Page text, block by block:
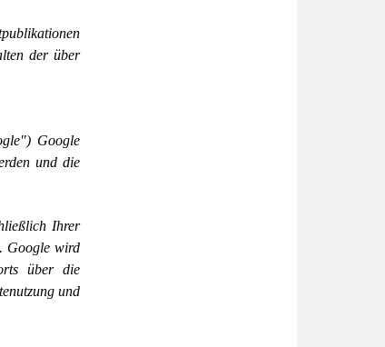
der über
Google
und die
Ihrer
Google wird
über die
und